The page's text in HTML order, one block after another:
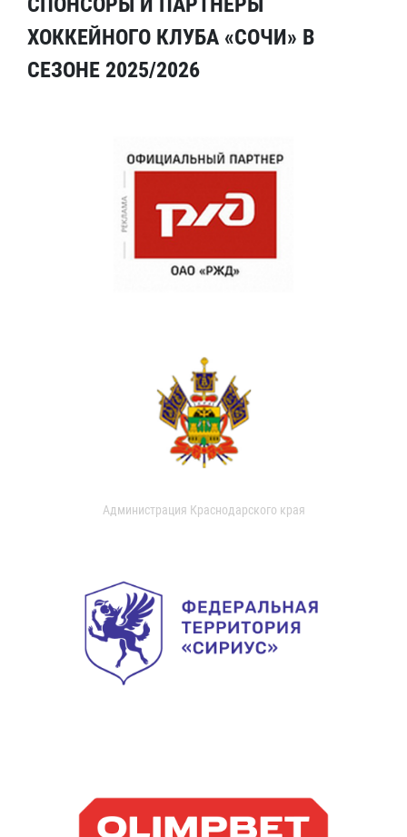
ХОККЕЙНОГО КЛУБА «СОЧИ» В
СЕЗОНЕ 2025/2026
Администрация Краснодарского края